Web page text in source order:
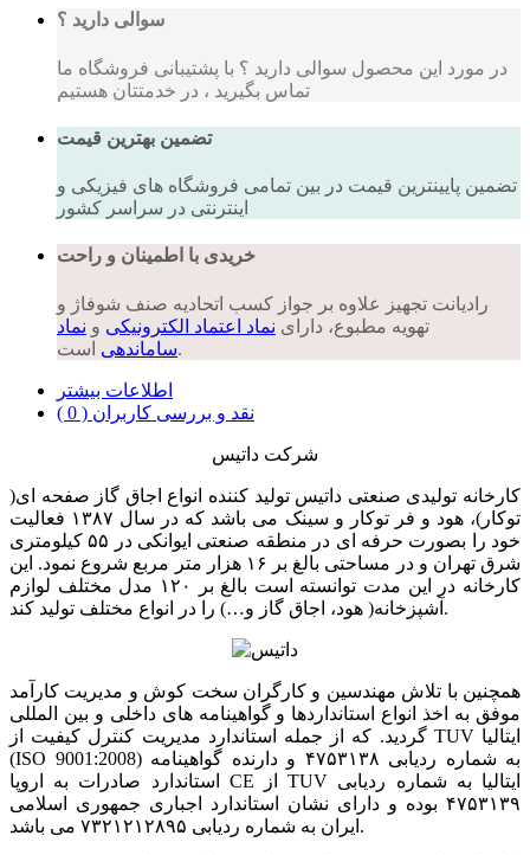
سوالی دارید ؟
در مورد این محصول سوالی دارید ؟ با پشتیبانی فروشگاه ما
تماس بگیرید ، در خدمتتان هستیم
تضمین بهترین قیمت
تضمین پایینترین قیمت در بین تمامی فروشگاه های فیزیکی و
اینترنتی در سراسر کشور
خریدی با اطمینان و راحت
رادیانت تجهیز علاوه بر جواز کسب اتحادیه صنف شوفاژ و
تهویه مطبوع، دارای نماد اعتماد الکترونیکی و نماد
ساماندهیاست.
اطلاعات بیشتر
نقد و بررسی کاربران ( 0 )
شرکت داتیس
کارخانه تولیدی صنعتی داتیس تولید کننده انواع اجاق گاز صفحه ای(
توکار)، هود و فر توکار و سینک می باشد که در سال ۱۳۸۷ فعالیت
خود را بصورت حرفه ای در منطقه صنعتی ایوانکی در ۵۵ کیلومتری
شرق تهران و در مساحتی بالغ بر ۱۶ هزار متر مربع شروع نمود. این
کارخانه در این مدت توانسته است بالغ بر ۱۲۰ مدل مختلف لوازم
آشپزخانه( هود، اجاق گاز و…) را در انواع مختلف تولید کند.
همچنین با تلاش مهندسین و کارگران سخت کوش و مدیریت کارآمد
موفق به اخذ انواع استانداردها و گواهینامه های داخلی و بین المللی
گردید. که از جمله استاندارد مدیریت کنترل کیفیت از TUV ایتالیا
(ISO 9001:2008) به شماره ردیابی ۴۷۵۳۱۳۸ و دارنده گواهینامه
استاندارد صادرات به اروپا CE از TUV ایتالیا به شماره ردیابی
۴۷۵۳۱۳۹ بوده و دارای نشان استاندارد اجباری جمهوری اسلامی
ایران به شماره ردیابی ۷۳۲۱۲۱۲۸۹۵ می باشد.